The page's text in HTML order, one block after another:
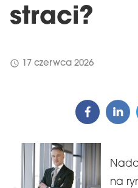
straci?
schedule 17 czerwca 2026
na